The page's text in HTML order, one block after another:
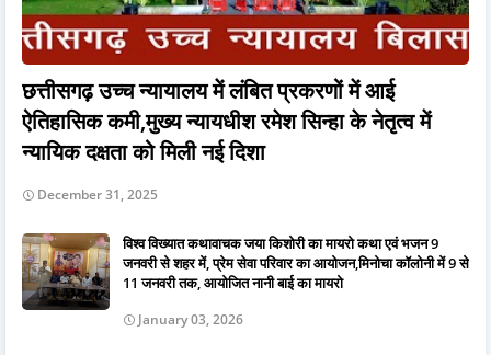
छत्तीसगढ़ उच्च न्यायालय में लंबित प्रकरणों में आई
ऐतिहासिक कमी,मुख्य न्यायधीश रमेश सिन्हा के नेतृत्व में
न्यायिक दक्षता को मिली नई दिशा
December 31, 2025
विश्व विख्यात कथावाचक जया किशोरी का मायरो कथा एवं भजन 9
जनवरी से शहर में, प्रेम सेवा परिवार का आयोजन,मिनोचा कॉलोनी में 9 से
11 जनवरी तक, आयोजित नानी बाई का मायरो
January 03, 2026